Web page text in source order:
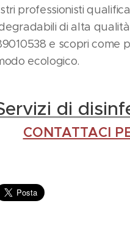
professionisti
di alta
e scopri come
ecologico.
di
CONTATTACI